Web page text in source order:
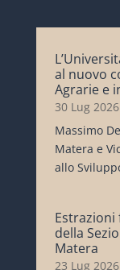
al nuovo
Agrarie e
30 Lug 2026
Massimo
Matera e
allo
Estrazioni
della
Matera
23 Lug 2026